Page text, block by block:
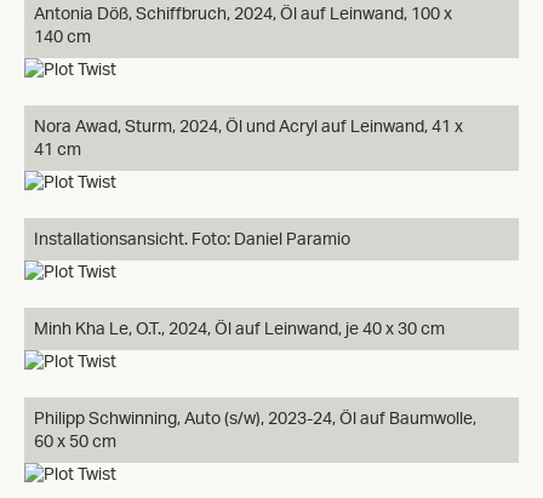
Antonia Döß, Schiffbruch, 2024, Öl auf Leinwand, 100 x
140 cm
Nora Awad, Sturm, 2024, Öl und Acryl auf Leinwand, 41 x
41 cm
Installationsansicht. Foto: Daniel Paramio
Minh Kha Le, O.T., 2024, Öl auf Leinwand, je 40 x 30 cm
Philipp Schwinning, Auto (s/w), 2023-24, Öl auf Baumwolle,
60 x 50 cm